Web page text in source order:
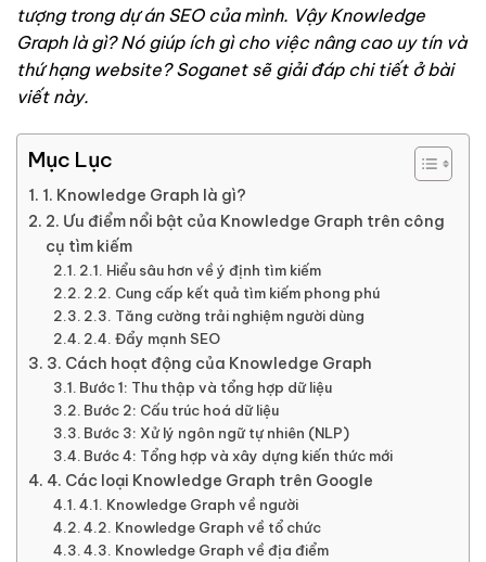
tượng trong dự án SEO của mình. Vậy Knowledge
Graph là gì? Nó giúp ích gì cho việc nâng cao uy tín và
thứ hạng website? Soganet sẽ giải đáp chi tiết ở bài
viết này.
Mục Lục
1. Knowledge Graph là gì?
2. Ưu điểm nổi bật của Knowledge Graph trên công
cụ tìm kiếm
2.1. Hiểu sâu hơn về ý định tìm kiếm
2.2. Cung cấp kết quả tìm kiếm phong phú
2.3. Tăng cường trải nghiệm người dùng
2.4. Đẩy mạnh SEO
3. Cách hoạt động của Knowledge Graph
Bước 1: Thu thập và tổng hợp dữ liệu
Bước 2: Cấu trúc hoá dữ liệu
Bước 3: Xử lý ngôn ngữ tự nhiên (NLP)
Bước 4: Tổng hợp và xây dựng kiến thức mới
4. Các loại Knowledge Graph trên Google
4.1. Knowledge Graph về người
4.2. Knowledge Graph về tổ chức
4.3. Knowledge Graph về địa điểm